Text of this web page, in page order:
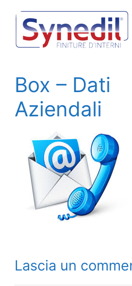
contenuto
Box – Dati
Aziendali
Lascia un